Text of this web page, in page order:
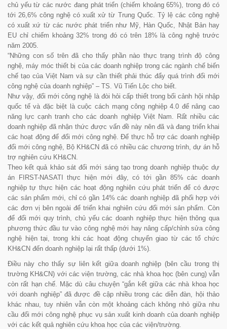
chủ yếu từ các nước đang phát triển (chiếm khoảng 65%), trong đó có
tới 26,6% công nghệ có xuất xử từ Trung Quốc. Tỷ lệ các công nghệ
có xuất xứ từ các nước phát triển như Mỹ, Hàn Quốc, Nhật Bản hay
EU chỉ chiếm khoảng 32% trong đó có trên 18% là công nghệ trước
năm 2005.
“Những con số trên đã cho thấy phần nào thực trạng trình độ công
nghệ, máy móc thiết bị của các doanh nghiệp trong các ngành chế biến
chế tạo của Việt Nam và sự cần thiết phải thúc đẩy quá trình đổi mới
công nghệ của doanh nghiệp” – TS. Vũ Tiến Lộc cho biết.
Như vậy, đổi mới công nghệ là đòi hỏi cấp thiết trong bối cảnh hội nhập
quốc tế và đặc biệt là cuộc cách mạng công nghiệp 4.0 để nâng cao
năng lực cạnh tranh cho các doanh nghiệp Việt Nam. Rất nhiều các
doanh nghiệp đã nhận thức được vấn đề này nên đã và đang triển khai
các hoạt động để đổi mới công nghệ. Để thực hỗ trợ các doanh nghiệp
đổi mới công nghệ, Bộ KH&CN đã có nhiều các chương trình, dự án hỗ
trợ nghiên cứu KH&CN.
Theo kết quả khảo sát đổi mới sáng tạo trong doanh nghiệp thuộc dự
án FIRST-NASATI thực hiện mới đây, có tới gần 85% các doanh
nghiệp tự thực hiện các hoạt động nghiên cứu phát triển để có được
các sản phẩm mới, chỉ có gần 14% các doanh nghiệp đã phối hợp với
các đơn vị bên ngoài để triển khai nghiên cứu đổi mới sản phẩm. Còn
để đổi mới quy trình, chủ yếu các doanh nghiệp thực hiện thông qua
phương thức đầu tư vào công nghệ mới hay nâng cấp/chỉnh sửa công
nghệ hiện tại, trong khi các hoạt động chuyển giao từ các tổ chức
KH&CN đến doanh nghiệp lại rất thấp (dưới 1%).
Điều này cho thấy sự liên kết giữa doanh nghiệp (bên cầu trong thị
trường KH&CN) với các viện trường, các nhà khoa học (bên cung) vẫn
còn rất hạn chế. Mặc dù câu chuyện “gắn kết giữa các nhà khoa học
với doanh nghiệp” đã được đề cập nhiều trong các diễn đàn, hội thảo
khác nhau, tuy nhiên vẫn còn một khoảng cách không nhỏ giữa nhu
cầu đổi mới công nghệ phục vụ sản xuất kinh doanh của doanh nghiệp
với các kết quả nghiên cứu khoa học của các viện/trường.